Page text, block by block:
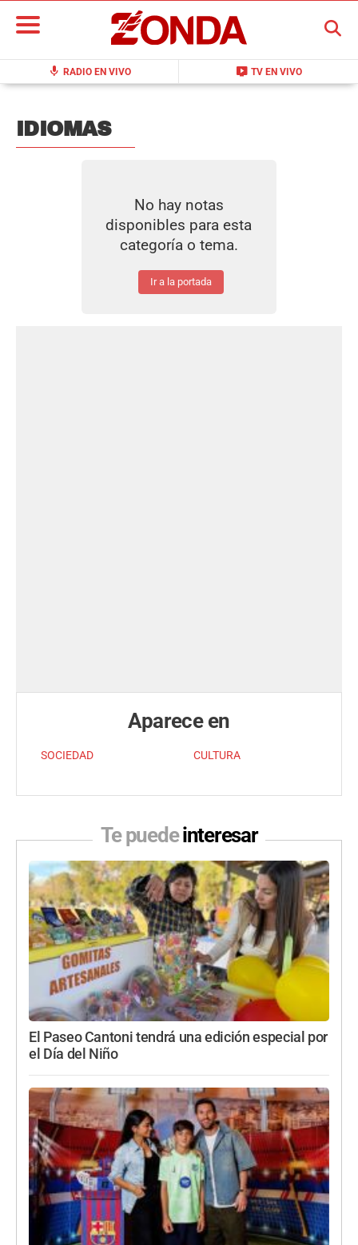
mic RADIO EN VIVO live_tv TV EN VIVO
BUSCAR
IDIOMAS
No hay notas
disponibles para esta
categoría o tema.
Ir a la portada
Aparece en
SOCIEDAD CULTURA
Te puedeinteresar
El Paseo Cantoni tendrá una edición especial por
el Día del Niño